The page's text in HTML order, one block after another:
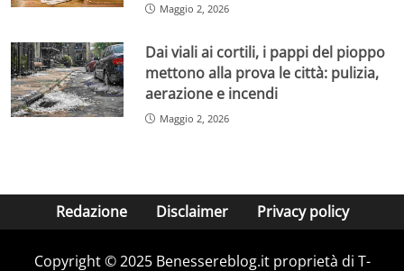
Maggio 2, 2026
Dai viali ai cortili, i pappi del pioppo
mettono alla prova le città: pulizia,
aerazione e incendi
Maggio 2, 2026
Redazione Disclaimer Privacy policy
Copyright © 2025 Benessereblog.it proprietà di T-